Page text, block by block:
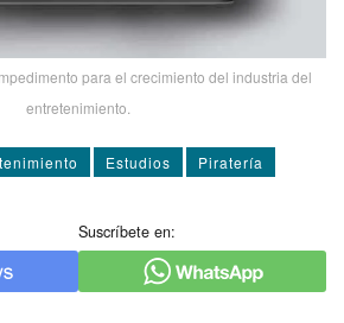
para el crecimiento del industria del
entretenimiento.
Estudios Piraterí­a
Suscríbete en: